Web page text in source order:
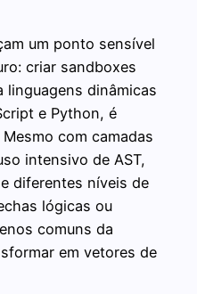
um ponto sensível
criar sandboxes
linguagens dinâmicas
e Python, é
com camadas
intensivo de AST,
diferentes níveis de
lógicas ou
comuns da
em vetores de